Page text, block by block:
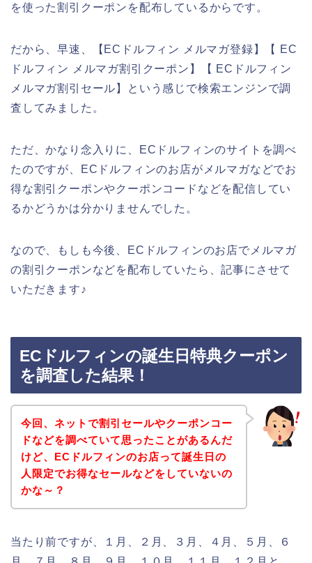
を使った割引クーポンを配布しているからです。
だから、早速、【ECドルフィン メルマガ登録】【 EC
ドルフィン メルマガ割引クーポン】【 ECドルフィン
メルマガ割引セール】という感じで検索エンジンで調
査してみました。
ただ、かなり念入りに、ECドルフィンのサイトを調べ
たのですが、ECドルフィンのお店がメルマガなどでお
得な割引クーポンやクーポンコードなどを配信してい
るかどうかは分かりませんでした。
なので、もしも今後、ECドルフィンのお店でメルマガ
の割引クーポンなどを配布していたら、記事にさせて
いただきます♪
ECドルフィンの誕生日特典クーポン
を調査した結果！
今回、ネットで割引セールやクーポンコー
ドなどを調べていて思ったことがあるんだ
けど、ECドルフィンのお店って誕生日の
人限定でお得なセールなどをしていないの
かな～？
当たり前ですが、１月、２月、３月、４月、５月、６